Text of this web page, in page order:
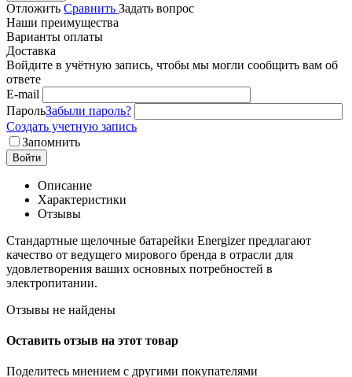
Отложить Сравнить Задать вопрос
Наши преимущества
Варианты оплаты
Доставка
Войдите в учётную запись, чтобы мы могли сообщить вам об
ответе
E-mail
ПарольЗабыли пароль?
Создать учетную запись
Запомнить
Войти
Описание
Характеристики
Отзывы
Стандартные щелочные батарейки Energizer предлагают
качество от ведущего мирового бренда в отрасли для
удовлетворения ваших основных потребностей в
электропитании.
Отзывы не найдены
Оставить отзыв на этот товар
Поделитесь мнением с другими покупателями